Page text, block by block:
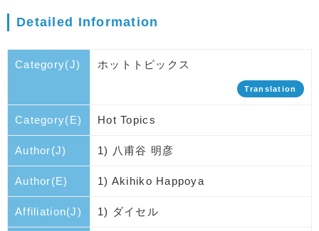
Detailed Information
Category(J) ホットトピックス
Translation
Category(E) Hot Topics
Author(J) 1) 八甫谷 明彦
Author(E) 1) Akihiko Happoya
Affiliation(J) 1) ダイセル